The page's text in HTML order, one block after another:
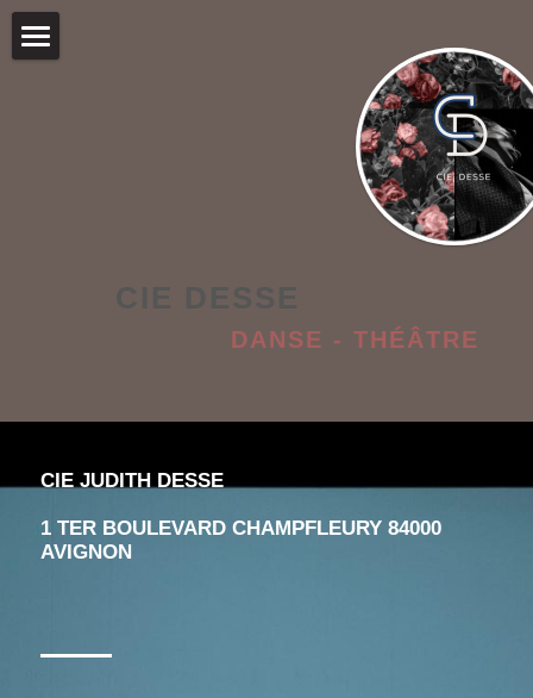
       CIE DESSE
    DANSE - THÉÂTRE
COLLABORATION
CONTACT
CIE JUDITH DESSE
1 TER BOULEVARD CHAMPFLEURY 84000
AVIGNON